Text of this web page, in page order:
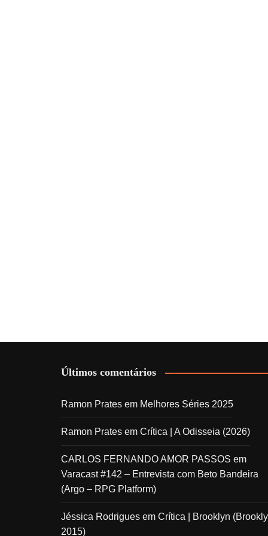
Últimos comentários
Ramon Prates em Melhores Séries 2025
Ramon Prates em Crítica | A Odisseia (2026)
CARLOS FERNANDO AMOR PASSOS em
Varacast #142 – Entrevista com Beto Bandeira
(Argo – RPG Platform)
Jéssica Rodrigues em Crítica | Brooklyn
2015)